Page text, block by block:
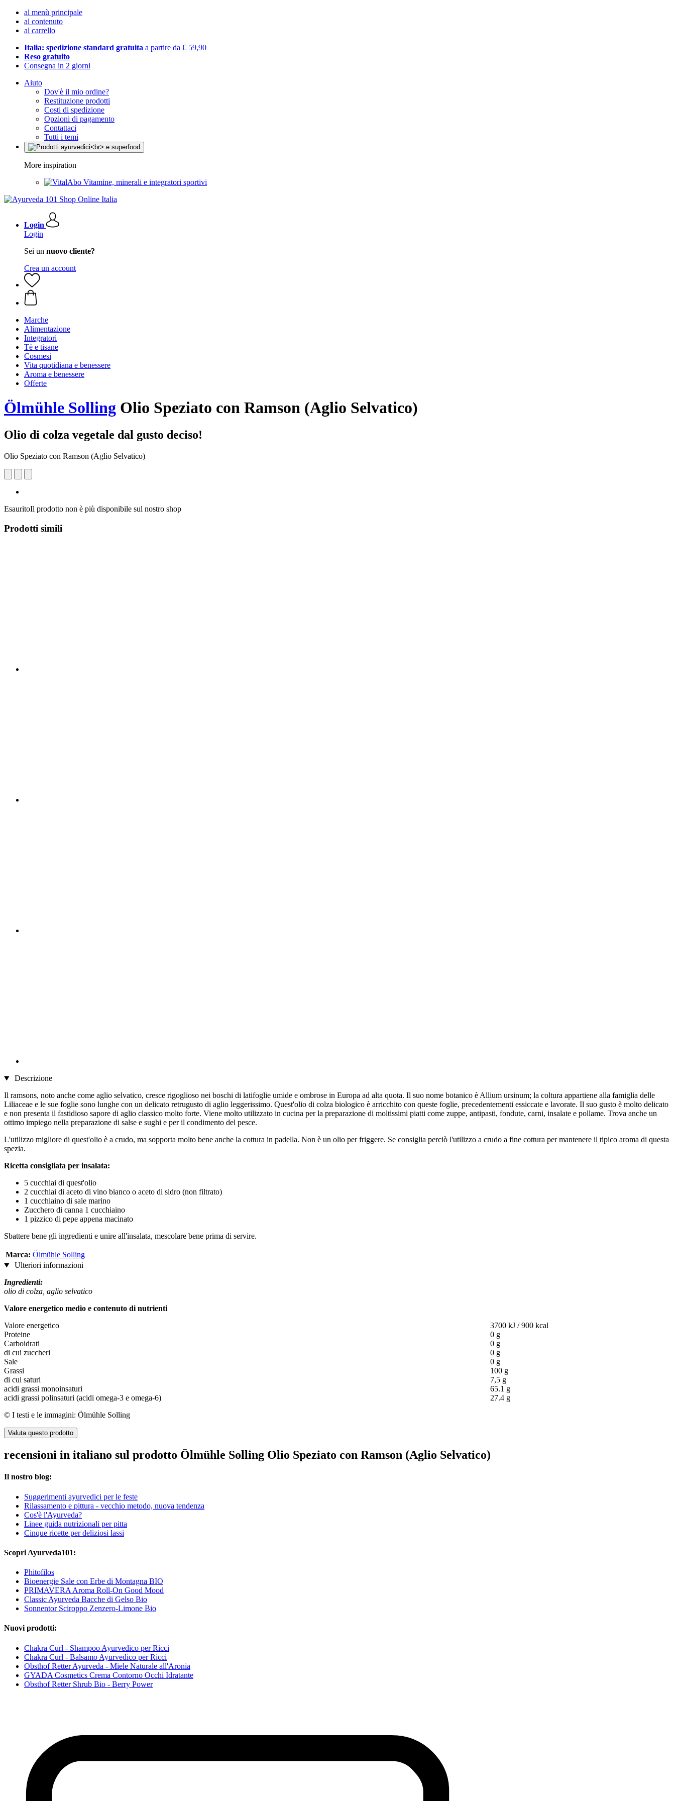
al menù principale
al contenuto
al carrello
Italia: spedizione standard gratuita a partire da € 59,90
Reso gratuito
Consegna in 2 giorni
Aiuto
Dov'è il mio ordine?
Restituzione prodotti
Costi di spedizione
Opzioni di pagamento
Contattaci
Tutti i temi
More inspiration
Vitamine, minerali e integratori sportivi
Login
Login
Sei un nuovo cliente?
Crea un account
Marche
Alimentazione
Integratori
Tè e tisane
Cosmesi
Vita quotidiana e benessere
Aroma e benessere
Offerte
Ölmühle Solling Olio Speziato con Ramson (Aglio Selvatico)
Olio di colza vegetale dal gusto deciso!
Olio Speziato con Ramson (Aglio Selvatico)
EsauritoIl prodotto non è più disponibile sul nostro shop
Prodotti simili
Descrizione
Il ramsons, noto anche come aglio selvatico, cresce rigoglioso nei boschi di latifoglie umide e ombrose in Europa ad alta quota. Il suo nome botanico è Allium ursinum; la coltura appartiene alla famiglia delle
Liliaceae e le sue foglie sono lunghe con un delicato retrugusto di aglio leggerissimo. Quest'olio di colza biologico è arricchito con queste foglie, precedentementi essiccate e lavorate. Il suo gusto è molto delicato
e non presenta il fastidioso sapore di aglio classico molto forte. Viene molto utilizzato in cucina per la preparazione di moltissimi piatti come zuppe, antipasti, fondute, carni, insalate e pollame. Trova anche un
ottimo impiego nella preparazione di salse e sughi e per il condimento del pesce.
L'utilizzo migliore di quest'olio è a crudo, ma sopporta molto bene anche la cottura in padella. Non è un olio per friggere. Se consiglia perciò l'utilizzo a crudo a fine cottura per mantenere il tipico aroma di questa
spezia.
Ricetta consigliata per insalata:
5 cucchiai di quest'olio
2 cucchiai di aceto di vino bianco o aceto di sidro (non filtrato)
1 cucchiaino di sale marino
Zucchero di canna 1 cucchiaino
1 pizzico di pepe appena macinato
Sbattere bene gli ingredienti e unire all'insalata, mescolare bene prima di servire.
Marca: Ölmühle Solling
Ulteriori informazioni
Ingredienti:
olio di colza, aglio selvatico
Valore energetico medio e contenuto di nutrienti
Valore energetico
3700 kJ / 900 kcal
Proteine
0 g
Carboidrati
0 g
di cui zuccheri
0 g
Sale
0 g
Grassi
100 g
di cui saturi
7,5 g
acidi grassi monoinsaturi
65.1 g
acidi grassi polinsaturi (acidi omega-3 e omega-6)
27.4 g
© I testi e le immagini: Ölmühle Solling
Valuta questo prodotto
recensioni in italiano sul prodotto Ölmühle Solling Olio Speziato con Ramson (Aglio Selvatico)
Il nostro blog:
Suggerimenti ayurvedici per le feste
Rilassamento e pittura - vecchio metodo, nuova tendenza
Cos'è l'Ayurveda?
Linee guida nutrizionali per pitta
Cinque ricette per deliziosi lassi
Scopri Ayurveda101:
Phitofilos
Bioenergie Sale con Erbe di Montagna BIO
PRIMAVERA Aroma Roll-On Good Mood
Classic Ayurveda Bacche di Gelso Bio
Sonnentor Sciroppo Zenzero-Limone Bio
Nuovi prodotti:
Chakra Curl - Shampoo Ayurvedico per Ricci
Chakra Curl - Balsamo Ayurvedico per Ricci
Obsthof Retter Ayurveda - Miele Naturale all'Aronia
GYADA Cosmetics Crema Contorno Occhi Idratante
Obsthof Retter Shrub Bio - Berry Power